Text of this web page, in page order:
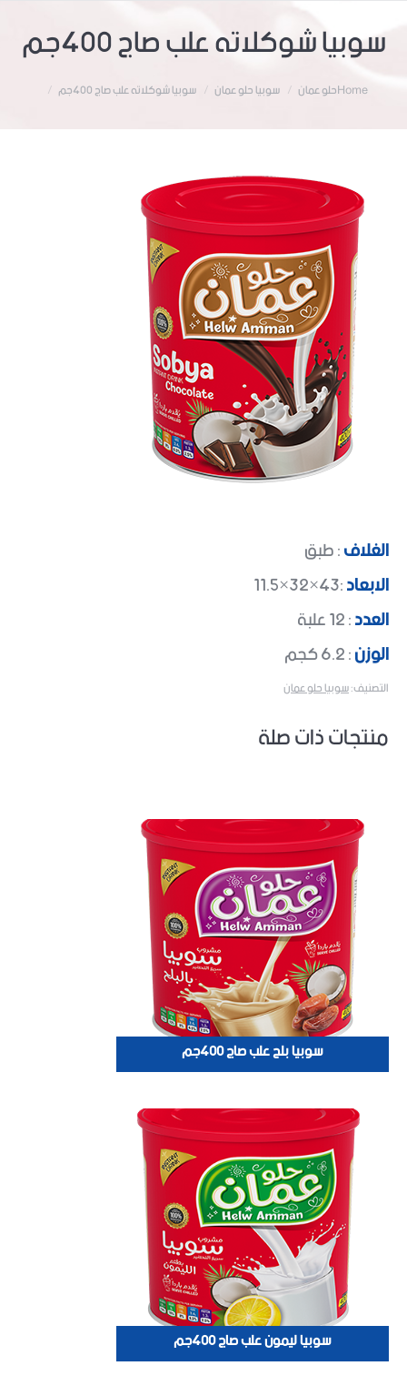
سوبيا شوكلاته علب صاج 400جم
Homeحلو عمان سوبيا حلو عمان سوبيا شوكلاته علب صاج 400جم
الغلاف: طبق
الابعاد:43×32×11.5
العدد: 12 علبة
الوزن: 6.2 كجم
التصنيف:سوبيا حلو عمان
منتجات ذات صلة
سوبيا بلح علب صاج 400جم
سوبيا ليمون علب صاج 400جم